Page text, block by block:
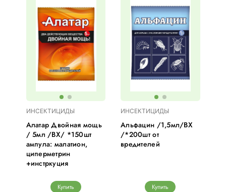
ИНСЕКТИЦИДЫ
Алатар Двойная мощь
/ 5мл /ВХ/ *150шт
ампула: малатион,
циперметрин
+инстркуция
Купить
ИНСЕКТИЦИДЫ
Альфацин /1,5мл/ВХ
/*200шт от
вредителей
Купить